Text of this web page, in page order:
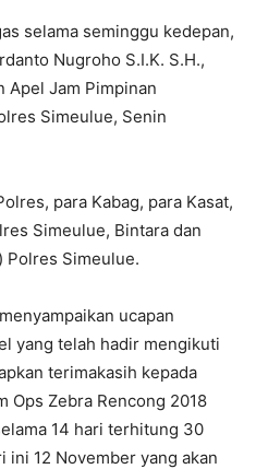
selama seminggu kedepan,
Nugroho S.I.K. S.H.,
Apel Jam Pimpinan
Simeulue, Senin
para Kabag, para Kasat,
Simeulue, Bintara dan
Polres Simeulue.
ucapan
yang telah hadir mengikuti
terimakasih kepada
Ops Zebra Rencong 2018
14 hari terhitung 30
ini 12 November yang akan